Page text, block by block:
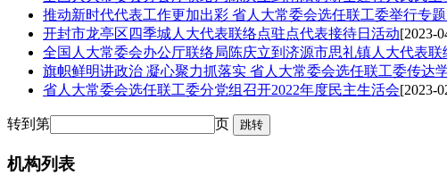
推动新时代代表工作更加出彩 省人大常委会选任联工委举行专
开封市龙亭区四季城人大代表联络点驻点代表接待日活动[2023-
全国人大常委会办公厅联络局陈庆立到济源市思礼镇人大代表联
旗帜鲜明讲政治 凝心聚力抓落实 省人大常委会选任联工委传达
省人大常委会选任联工委分党组召开2022年度民主生活会[2023-
转到第 页
机构列表